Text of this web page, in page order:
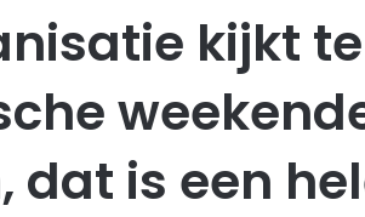
kijkt
dat is een